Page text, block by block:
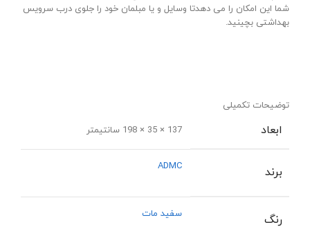
شما این امکان را می دهدتا وسایل و یا مبلمان خود را جلوی درب سرویس
بهداشتی بچینید.
توضیحات تکمیلی
ابعاد 137 × 35 × 198 سانتیمتر
برند ADMC
رنگ سفید مات